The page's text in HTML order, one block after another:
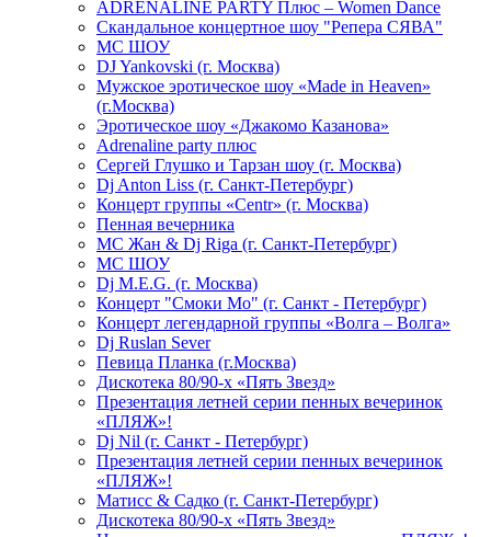
ADRENALINE PARTY Плюс – Women Dance
Скандальное концертное шоу "Репера СЯВА"
МС ШОУ
DJ Yankovski (г. Москва)
Мужское эротическое шоу «Made in Heaven»
(г.Москва)
Эротическое шоу «Джакомо Казанова»
Adrenaline party плюс
Сергей Глушко и Тарзан шоу (г. Москва)
Dj Anton Liss (г. Санкт-Петербург)
Концерт группы «Centr» (г. Москва)
Пенная вечерника
МС Жан & Dj Riga (г. Санкт-Петербург)
МС ШОУ
Dj M.E.G. (г. Москва)
Концерт "Смоки Мо" (г. Санкт - Петербург)
Концерт легендарной группы «Волга – Волга»
Dj Ruslan Sever
Певица Планка (г.Москва)
Дискотека 80/90-х «Пять Звезд»
Презентация летней серии пенных вечеринок
«ПЛЯЖ»!
Dj Nil (г. Санкт - Петербург)
Презентация летней серии пенных вечеринок
«ПЛЯЖ»!
Матисс & Садко (г. Санкт-Петербург)
Дискотека 80/90-х «Пять Звезд»